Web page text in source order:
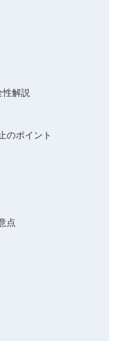
解説
のポイント
点